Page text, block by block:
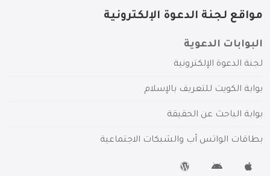
مواقع لجنة الدعوة الإلكترونية
البوابات الدعوية
لجنة الدعوة الإلكترونية
بوابة الكويت للتعريف بالإسلام
بوابة الباحث عن الحقيقة
بطاقات الواتس آب والشبكات الاجتماعية